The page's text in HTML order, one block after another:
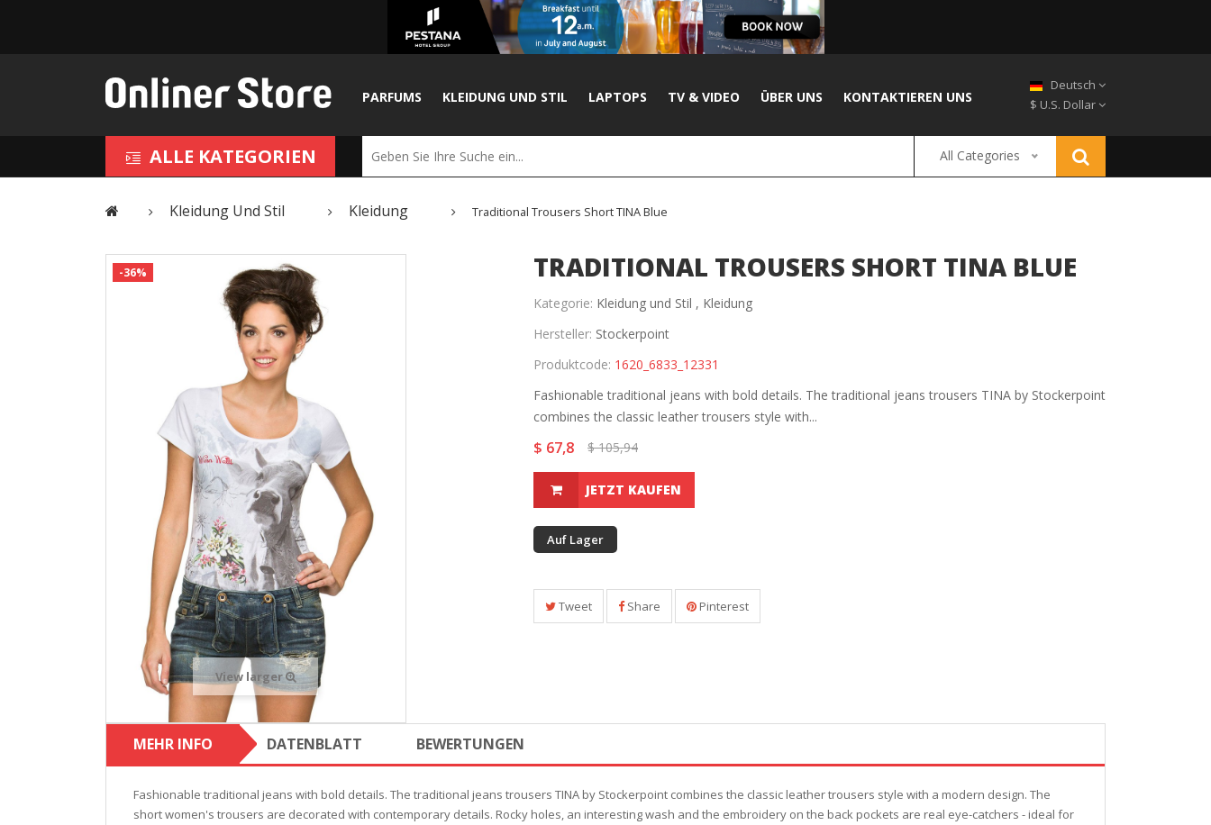
PARFUMS KLEIDUNG UND STIL LAPTOPS TV & VIDEO ÜBER UNS KONTAKTIEREN UNS
Deutsch
$ U.S. Dollar
ALLE KATEGORIEN All Categories
Kleidung Und Stil Kleidung Traditional Trousers Short TINA Blue
-36%
View larger
TRADITIONAL TROUSERS SHORT TINA BLUE
Kategorie: Kleidung und Stil , Kleidung
Hersteller: Stockerpoint
Produktcode: 1620_6833_12331
Fashionable traditional jeans with bold details. The traditional jeans trousers TINA by Stockerpoint
combines the classic leather trousers style with...
$ 67,8 $ 105,94
JETZT KAUFEN
Auf Lager
Tweet Share Pinterest
MEHR INFO DATENBLATT BEWERTUNGEN
Fashionable traditional jeans with bold details. The traditional jeans trousers TINA by Stockerpoint combines the classic leather trousers style with a modern design. The
short women's trousers are decorated with contemporary details. Rocky holes, an interesting wash and the embroidery on the back pockets are real eye-catchers - ideal for